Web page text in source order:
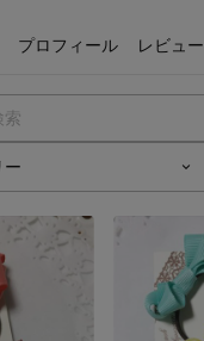
プロフィール レビュー